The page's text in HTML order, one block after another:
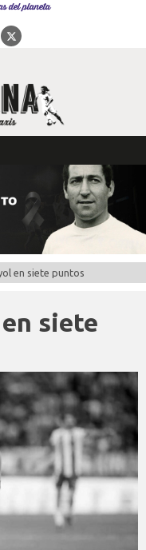
del planeta
en siete puntos
siete